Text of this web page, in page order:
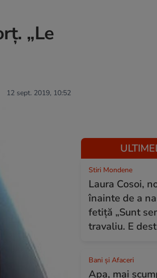
„Le
12 sept. 2019, 10:52
Stiri Mondene
Laura Cosoi,
înainte de a
fetiță „Sunt
travaliu. E
Bani și Afaceri
Apa, mai